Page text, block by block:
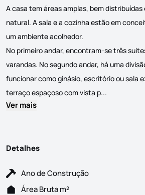
A casa tem áreas amplas, bem distribuídas
natural. A sala e a cozinha estão em
um ambiente acolhedor.
No primeiro andar, encontram-se três
varandas. No segundo andar, há uma
funcionar como ginásio, escritório ou sala
terraço espaçoso com vista p...
Ver mais
Detalhes
Ano de Construção
Área Bruta m²